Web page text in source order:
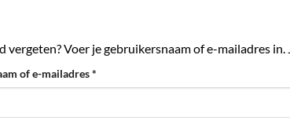
vergeten? Voer je gebruikersnaam of e-mailadres
of e-mailadres*